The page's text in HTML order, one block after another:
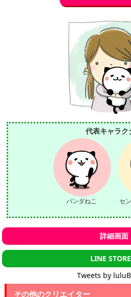
代表キャラク
パンダねこ
セ
詳細画面
LINE
Tweets by
その他のクリエイター